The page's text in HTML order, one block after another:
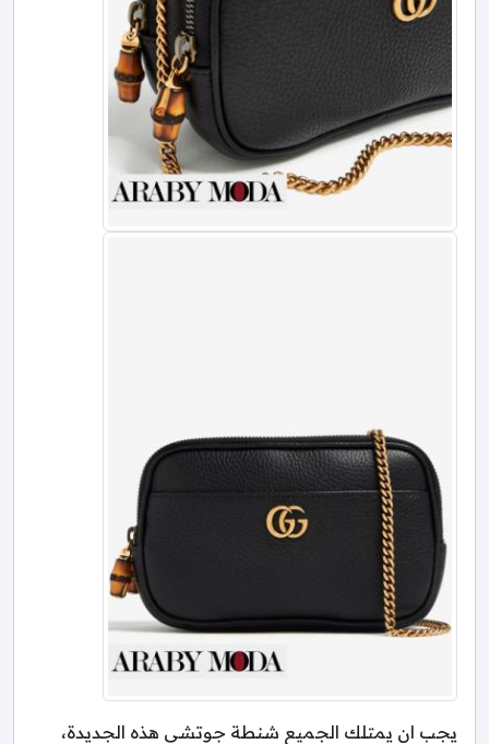
يجب ان يمتلك الجميع شنطة جوتشي هذه الجديدة،